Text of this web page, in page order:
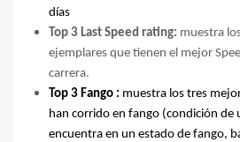
días
Top 3 Last Speed rating: muestra
ejemplares que tienen el mejor
carrera.
Top 3 Fango : muestra los tres
han corrido en fango (condición de
encuentra en un estado de fango,